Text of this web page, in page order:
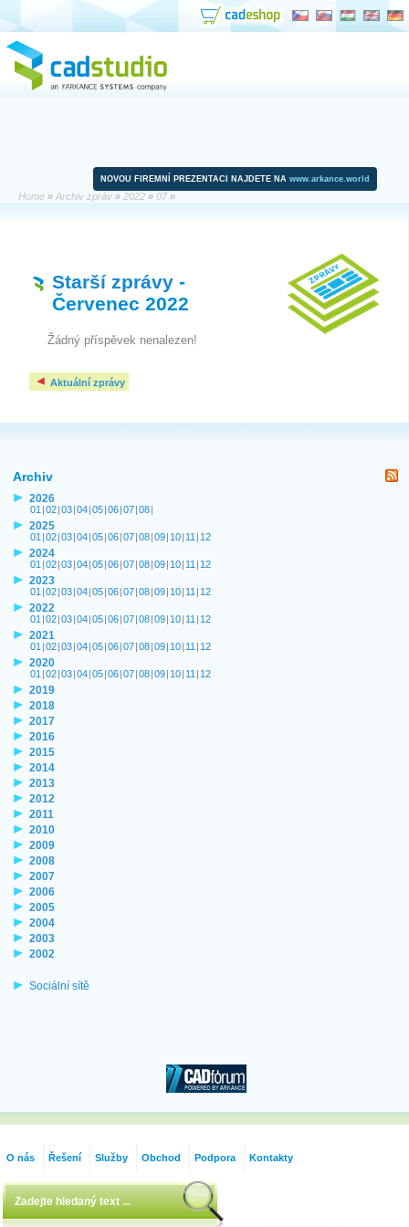
NOVOU FIREMNÍ PREZENTACI NAJDETE NA www.arkance.world
Home » Archiv zpráv » 2022 » 07 »
Starší zprávy -
Červenec 2022
Žádný příspěvek nenalezen!
Aktuální zprávy
Archiv
2026
01 |02|03|04|05|06|07|08|
2025
01 |02|03|04|05|06|07|08|09| 10| 11 | 12
2024
01 |02|03|04|05|06|07|08|09| 10| 11 | 12
2023
01 |02|03|04|05|06|07|08|09| 10| 11 | 12
2022
01 |02|03|04|05|06|07|08|09| 10| 11 | 12
2021
01 |02|03|04|05|06|07|08|09| 10| 11 | 12
2020
01 |02|03|04|05|06|07|08|09| 10| 11 | 12
2019
2018
2017
2016
2015
2014
2013
2012
2011
2010
2009
2008
2007
2006
2005
2004
2003
2002
Sociální sítě
O nás Řešení Služby Obchod Podpora Kontakty